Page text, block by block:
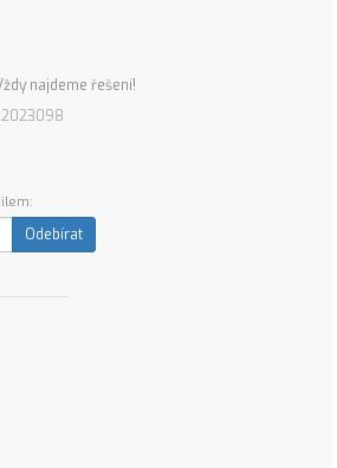
najdeme řešení!
Odebírat